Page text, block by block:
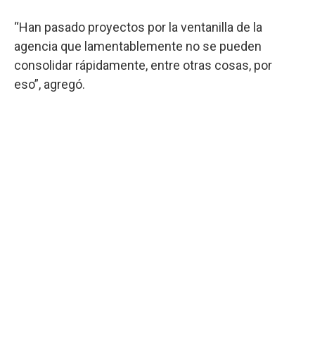
“Han pasado proyectos por la ventanilla de la
agencia que lamentablemente no se pueden
consolidar rápidamente, entre otras cosas, por
eso”, agregó.